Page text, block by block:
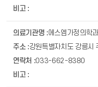
에스엠가정의학
강원특별자치도 강릉시
033-662-8380